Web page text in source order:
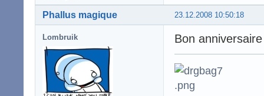
23.12.2008 10:50:18
Phallus magique
Lombruik Bon